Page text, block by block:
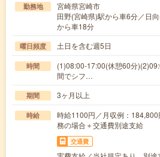
勤務地
宮崎県宮崎市
田野(宮崎県)駅から車6分／日
から車18分
曜日頻度 土日を含む週5日
時間
(1)08:00-17:00(休憩60分
間でシフ…
期間 3ヶ月以上
時給
時給1100円／月収例：
務の場合＋交通費別途支給
交通費